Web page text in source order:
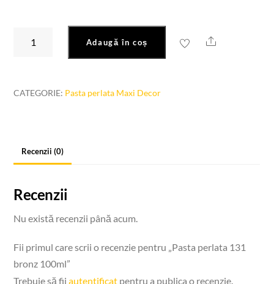
Adaugă în coș Share
CATEGORIE: Pasta perlata Maxi Decor
Recenzii (0)
Recenzii
Nu există recenzii până acum.
Fii primul care scrii o recenzie pentru „Pasta perlata 131
bronz 100ml”
Trebuie să fiiautentificat pentru a publica o recenzie.